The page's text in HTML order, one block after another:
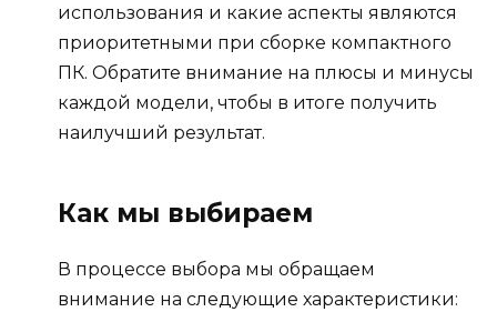
использования и какие аспекты являются
приоритетными при сборке компактного
ПК. Обратите внимание на плюсы и минусы
каждой модели, чтобы в итоге получить
наилучший результат.
Как мы выбираем
В процессе выбора мы обращаем
внимание на следующие характеристики: